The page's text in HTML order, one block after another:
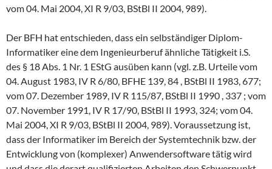
vom 04. Mai 2004, XI R 9/03, BStBl II 2004, 989).
Der BFH hat entschieden, dass ein selbständiger Diplom-
Informatiker eine dem Ingenieurberuf ähnliche Tätigkeit i.S.
des § 18 Abs. 1 Nr. 1 EStG ausüben kann (vgl. z.B. Urteile vom
04. August 1983, IV R 6/80, BFHE 139, 84 , BStBl II 1983, 677;
vom 07. Dezember 1989, IV R 115/87, BStBl II 1990 , 337 ; vom
07. November 1991, IV R 17/90, BStBl II 1993, 324; vom 04.
Mai 2004, XI R 9/03, BStBl II 2004, 989). Voraussetzung ist,
dass der Informatiker im Bereich der Systemtechnik bzw. der
Entwicklung von (komplexer) Anwendersoftware tätig wird